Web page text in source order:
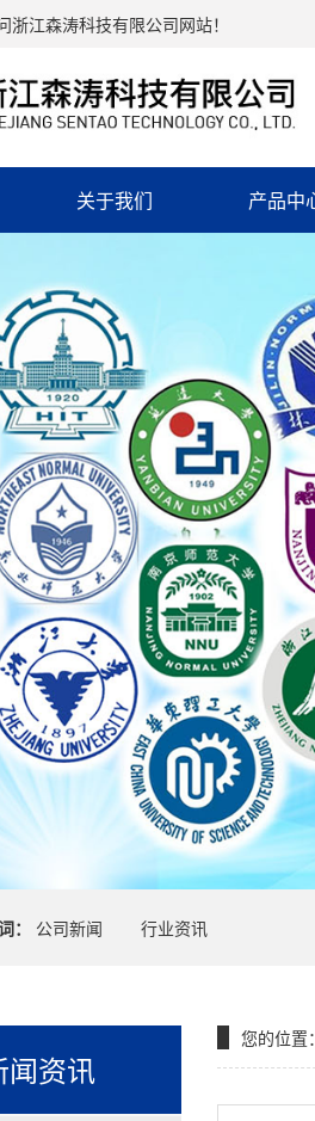
浙江森涛科技有限公司网站！
关于我们 产品中
： 公司新闻 行业资讯
闻资讯
您的位置：